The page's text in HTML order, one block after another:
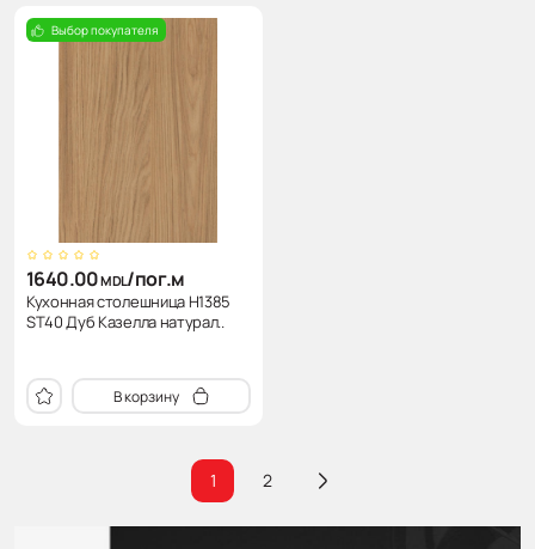
Выбор покупателя
1640.00MDL/пог.м
Кухонная столешница H1385
ST40 Дуб Казелла натурал..
В корзину
1 2